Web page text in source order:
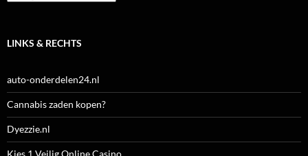
LINKS & RECHTS
auto-onderdelen24.nl
Cannabis zaden kopen?
Dyezzie.nl